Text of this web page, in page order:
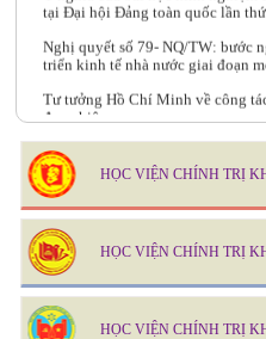
Nghị quyết số 79- NQ/TW: bước
Tư tưởng Hồ Chí Minh về công
Kế hoạch giảng dạy - học tập lớp
công chức Văn phòng Đảng uỷ
HỌC VIỆN CHÍNH TRỊ
HỌC VIỆN CHÍNH TRỊ
HỌC VIỆN CHÍNH TRỊ